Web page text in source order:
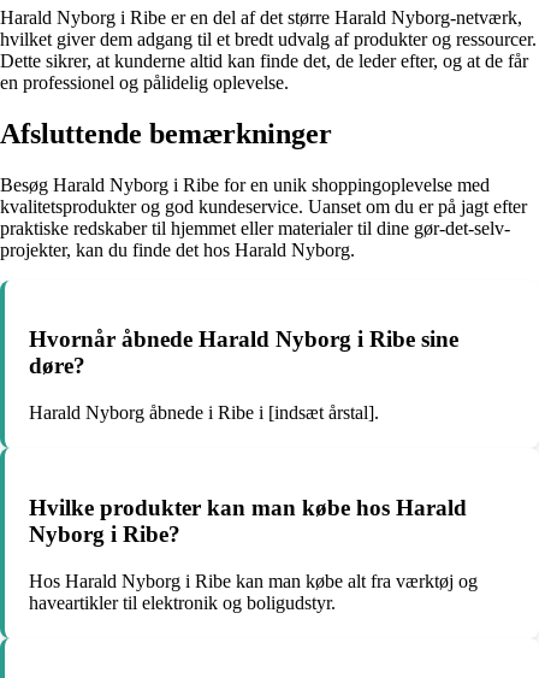
Harald Nyborg i Ribe er en del af det større Harald Nyborg-netværk,
hvilket giver dem adgang til et bredt udvalg af produkter og ressourcer.
Dette sikrer, at kunderne altid kan finde det, de leder efter, og at de får
en professionel og pålidelig oplevelse.
Afsluttende bemærkninger
Besøg Harald Nyborg i Ribe for en unik shoppingoplevelse med
kvalitetsprodukter og god kundeservice. Uanset om du er på jagt efter
praktiske redskaber til hjemmet eller materialer til dine gør-det-selv-
projekter, kan du finde det hos Harald Nyborg.
Hvornår åbnede Harald Nyborg i Ribe sine
døre?
Harald Nyborg åbnede i Ribe i [indsæt årstal].
Hvilke produkter kan man købe hos Harald
Nyborg i Ribe?
Hos Harald Nyborg i Ribe kan man købe alt fra værktøj og
haveartikler til elektronik og boligudstyr.